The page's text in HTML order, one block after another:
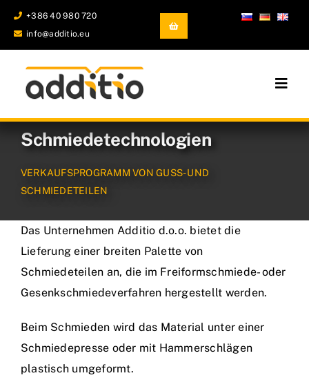
Skip
content
+386 40 980 720
info@additio.eu
Guss- und Schmiedeteile
Firma
Schmiedetechnologien
VERKAUFSPROGRAMM VON GUSS- UND
SCHMIEDETEILEN
Das Unternehmen Additio d.o.o. bietet die
Lieferung einer breiten Palette von
Schmiedeteilen an, die im Freiformschmiede- oder
Gesenkschmiedeverfahren hergestellt werden.
Beim Schmieden wird das Material unter einer
Schmiedepresse oder mit Hammerschlägen
plastisch umgeformt.